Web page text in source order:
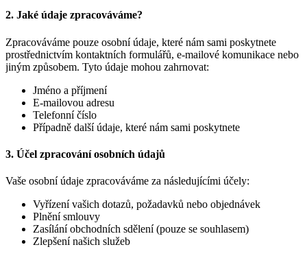
2. Jaké údaje zpracováváme?
Zpracováváme pouze osobní údaje, které nám sami poskytnete
prostřednictvím kontaktních formulářů, e-mailové komunikace nebo
jiným způsobem. Tyto údaje mohou zahrnovat:
Jméno a příjmení
E-mailovou adresu
Telefonní číslo
Případně další údaje, které nám sami poskytnete
3. Účel zpracování osobních údajů
Vaše osobní údaje zpracováváme za následujícími účely:
Vyřízení vašich dotazů, požadavků nebo objednávek
Plnění smlouvy
Zasílání obchodních sdělení (pouze se souhlasem)
Zlepšení našich služeb